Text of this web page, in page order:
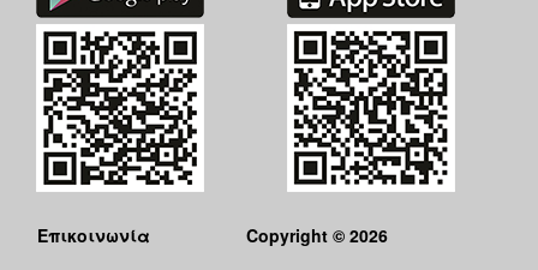
Επικοινωνία
Copyright © 2026